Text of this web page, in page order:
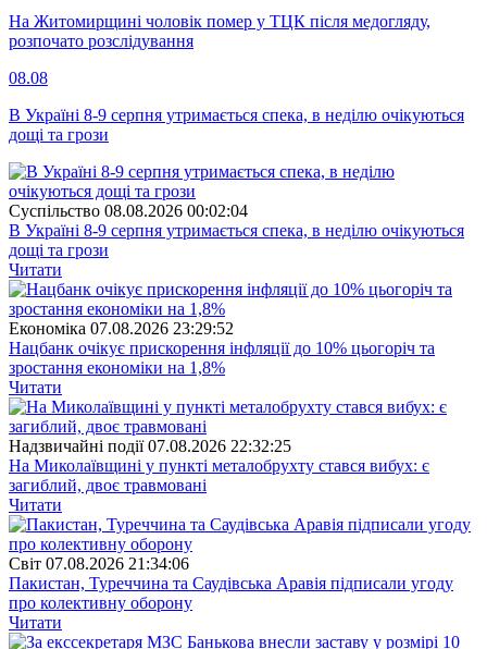
На Житомирщині чоловік помер у ТЦК після медогляду,
розпочато розслідування
08.08
В Україні 8-9 серпня утримається спека, в неділю очікуються
дощі та грози
Суспiльство 08.08.2026 00:02:04
В Україні 8-9 серпня утримається спека, в неділю очікуються
дощі та грози
Читати
Економіка 07.08.2026 23:29:52
Нацбанк очікує прискорення інфляції до 10% цьогоріч та
зростання економіки на 1,8%
Читати
Надзвичайні події 07.08.2026 22:32:25
На Миколаївщині у пункті металобрухту стався вибух: є
загиблий, двоє травмовані
Читати
Свiт 07.08.2026 21:34:06
Пакистан, Туреччина та Саудівська Аравія підписали угоду
про колективну оборону
Читати